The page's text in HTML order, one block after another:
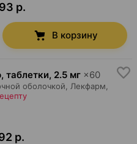
р.
В корзину
таблетки, 2.5 мг ×60
оболочкой, Лекфарм
р.